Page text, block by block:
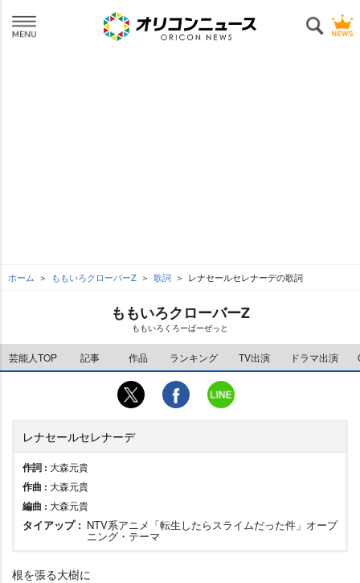
ホーム ももいろクローバーZ 歌詞 レナセールセレナーデの歌詞
ももいろクローバーZ
ももいろくろーばーぜっと
芸能人TOP 記事 作品 ランキング TV出演 ドラマ出演
レナセールセレナーデ
作詞 : 大森元貴
作曲 : 大森元貴
編曲 : 大森元貴
タイアップ : NTV系アニメ「転生したらスライムだった件」オープ
ニング・テーマ
根を張る大樹に